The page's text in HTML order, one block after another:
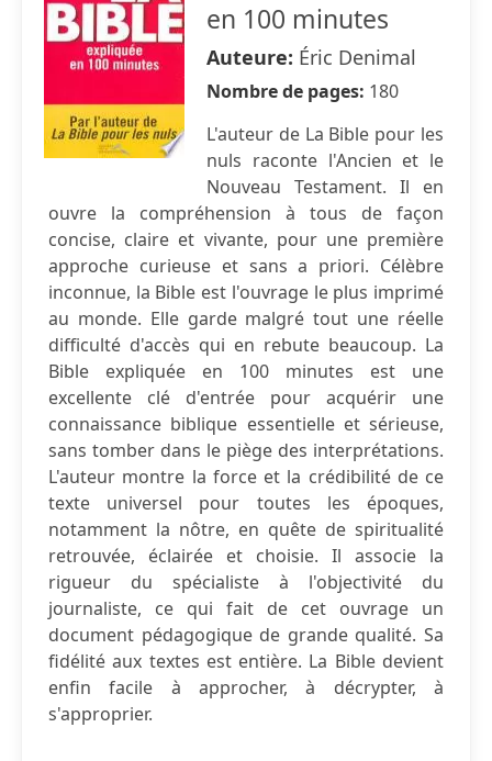
en 100 minutes
Auteure: Éric Denimal
Nombre de pages: 180
L'auteur de La Bible pour les
nuls raconte l'Ancien et le
Nouveau Testament. Il en
ouvre la compréhension à tous de façon
concise, claire et vivante, pour une première
approche curieuse et sans a priori. Célèbre
inconnue, la Bible est l'ouvrage le plus imprimé
au monde. Elle garde malgré tout une réelle
difficulté d'accès qui en rebute beaucoup. La
Bible expliquée en 100 minutes est une
excellente clé d'entrée pour acquérir une
connaissance biblique essentielle et sérieuse,
sans tomber dans le piège des interprétations.
L'auteur montre la force et la crédibilité de ce
texte universel pour toutes les époques,
notamment la nôtre, en quête de spiritualité
retrouvée, éclairée et choisie. Il associe la
rigueur du spécialiste à l'objectivité du
journaliste, ce qui fait de cet ouvrage un
document pédagogique de grande qualité. Sa
fidélité aux textes est entière. La Bible devient
enfin facile à approcher, à décrypter, à
s'approprier.